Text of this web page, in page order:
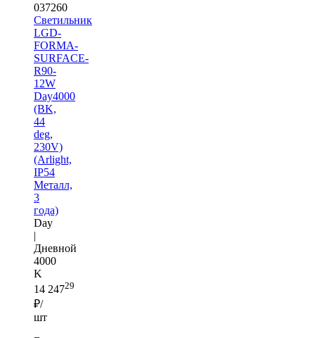
037260
Светильник
LGD-
FORMA-
SURFACE-
R90-
12W
Day4000
(BK,
44
deg,
230V)
(Arlight,
IP54
Металл,
3
года)
Day
|
Дневной
4000
K
14 24729
₽/
шт